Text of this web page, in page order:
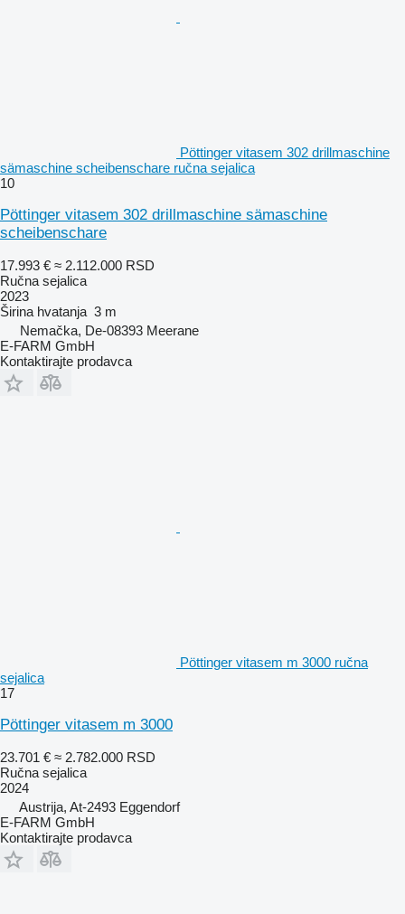
Pöttinger vitasem 302 drillmaschine
sämaschine scheibenschare ručna sejalica
10
Pöttinger vitasem 302 drillmaschine sämaschine
scheibenschare
17.993 € ≈ 2.112.000 RSD
Ručna sejalica
2023
Širina hvatanja 3 m
Nemačka, De-08393 Meerane
E-FARM GmbH
Kontaktirajte prodavca
Pöttinger vitasem m 3000 ručna
sejalica
17
Pöttinger vitasem m 3000
23.701 € ≈ 2.782.000 RSD
Ručna sejalica
2024
Austrija, At-2493 Eggendorf
E-FARM GmbH
Kontaktirajte prodavca